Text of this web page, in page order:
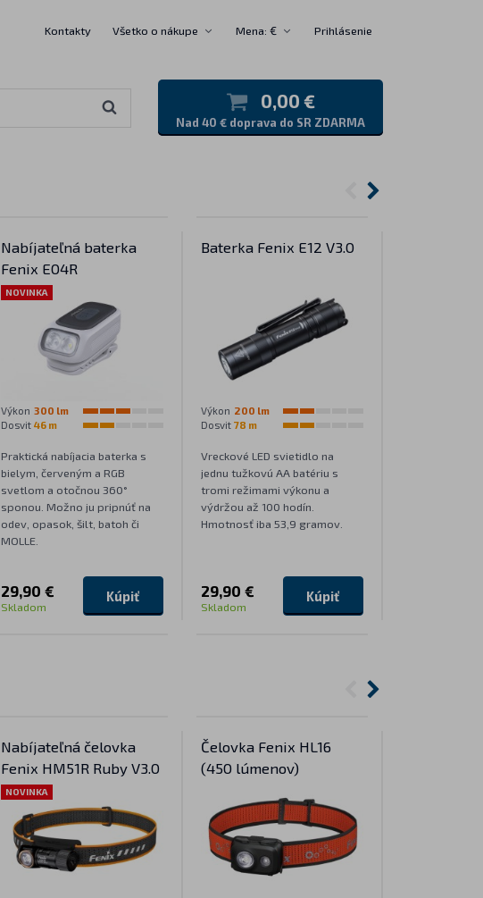
Kontakty Všetko o nákupe Mena: € Prihlásenie
0,00 €
Nad 40 € doprava do SR ZDARMA
Nabíjateľná baterka
Fenix E04R
NOVINKA
Výkon 300 lm
Dosvit 46 m
Praktická nabíjacia baterka s
bielym, červeným a RGB
svetlom a otočnou 360°
sponou. Možno ju pripnúť na
odev, opasok, šilt, batoh či
MOLLE.
29,90 €
Skladom
Kúpiť
Baterka Fenix E12 V3.0
Výkon 200 lm
Dosvit 78 m
Vreckové LED svietidlo na
jednu tužkovú AA batériu s
tromi režimami výkonu a
výdržou až 100 hodín.
Hmotnosť iba 53,9 gramov.
29,90 €
Skladom
Kúpiť
Nabíjateľná čelovka
Fenix HM51R Ruby V3.0
NOVINKA
Čelovka Fenix HL16
(450 lúmenov)